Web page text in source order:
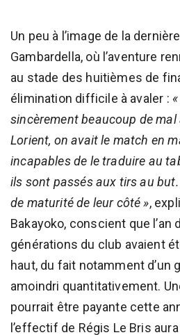
Un peu à l’image de la
Gambardella, où l’aventure
au stade des huitièmes de
élimination difficile à avaler :
sincèrement beaucoup de mal
Lorient, on avait le match en
incapables de le traduire au
ils sont passés aux tirs au
de maturité de leur côté »,
Bakayoko, conscient que l’an
générations du club avaient
haut, du fait notamment d’un
amoindri quantitativement.
pourrait être payante cette
l’effectif de Régis Le Bris